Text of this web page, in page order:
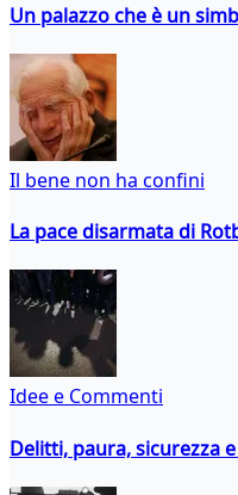
Un palazzo che è un
Il bene non ha confini
La pace disarmata di
Idee e Commenti
Delitti, paura, sicurezza